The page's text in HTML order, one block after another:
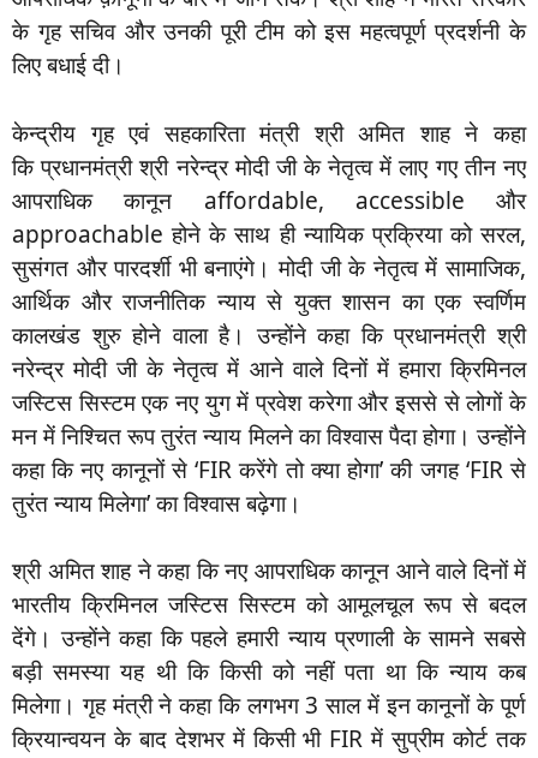
के गृह सचिव और उनकी पूरी टीम को इस महत्वपूर्ण प्रदर्शनी के
लिए बधाई दी।
केन्द्रीय गृह एवं सहकारिता मंत्री श्री अमित शाह ने कहा
कि प्रधानमंत्री श्री नरेन्द्र मोदी जी के नेतृत्व में लाए गए तीन नए
आपराधिक कानून affordable, accessible और
approachable होने के साथ ही न्यायिक प्रक्रिया को सरल,
सुसंगत और पारदर्शी भी बनाएंगे। मोदी जी के नेतृत्व में सामाजिक,
आर्थिक और राजनीतिक न्याय से युक्त शासन का एक स्वर्णिम
कालखंड शुरु होने वाला है। उन्होंने कहा कि प्रधानमंत्री श्री
नरेन्द्र मोदी जी के नेतृत्व में आने वाले दिनों में हमारा क्रिमिनल
जस्टिस सिस्टम एक नए युग में प्रवेश करेगा और इससे से लोगों के
मन में निश्चित रूप तुरंत न्याय मिलने का विश्वास पैदा होगा। उन्होंने
कहा कि नए कानूनों से ‘FIR करेंगे तो क्या होगा’ की जगह ‘FIR से
तुरंत न्याय मिलेगा’ का विश्वास बढ़ेगा।
श्री अमित शाह ने कहा कि नए आपराधिक कानून आने वाले दिनों में
भारतीय क्रिमिनल जस्टिस सिस्टम को आमूलचूल रूप से बदल
देंगे। उन्होंने कहा कि पहले हमारी न्याय प्रणाली के सामने सबसे
बड़ी समस्या यह थी कि किसी को नहीं पता था कि न्याय कब
मिलेगा। गृह मंत्री ने कहा कि लगभग 3 साल में इन कानूनों के पूर्ण
क्रियान्वयन के बाद देशभर में किसी भी FIR में सुप्रीम कोर्ट तक